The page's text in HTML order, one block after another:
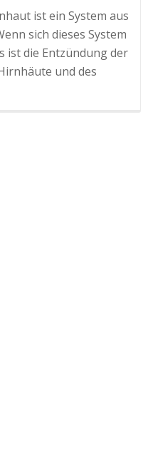
ist ein System aus
sich dieses System
ist die Entzündung der
und des